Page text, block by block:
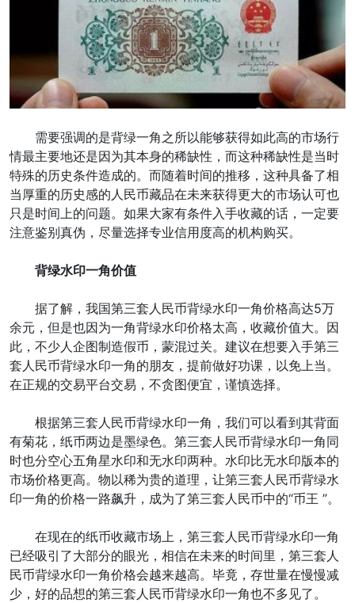
需要强调的是背绿一角之所以能够获得如此高的市场行
情最主要地还是因为其本身的稀缺性，而这种稀缺性是当时
特殊的历史条件造成的。而随着时间的推移，这种具备了相
当厚重的历史感的人民币藏品在未来获得更大的市场认可也
只是时间上的问题。如果大家有条件入手收藏的话，一定要
注意鉴别真伪，尽量选择专业信用度高的机构购买。
背绿水印一角价值
据了解，我国第三套人民币背绿水印一角价格高达5万
余元，但是也因为一角背绿水印价格太高，收藏价值大。因
此，不少人企图制造假币，蒙混过关。建议在想要入手第三
套人民币背绿水印一角的朋友，提前做好功课，以免上当。
在正规的交易平台交易，不贪图便宜，谨慎选择。
根据第三套人民币背绿水印一角，我们可以看到其背面
有菊花，纸币两边是墨绿色。第三套人民币背绿水印一角同
时也分空心五角星水印和无水印两种。水印比无水印版本的
市场价格更高。物以稀为贵的道理，让第三套人民币背绿水
印一角的价格一路飙升，成为了第三套人民币中的“币王 ”。
在现在的纸币收藏市场上，第三套人民币背绿水印一角
已经吸引了大部分的眼光，相信在未来的时间里，第三套人
民币背绿水印一角价格会越来越高。毕竟，存世量在慢慢减
少，好的品想的第三套人民币背绿水印一角也不多见了。